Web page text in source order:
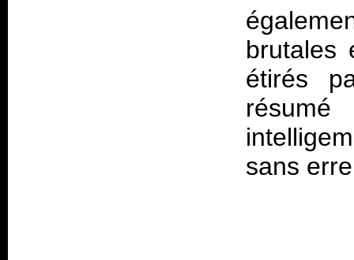
brutales
étirés
sans